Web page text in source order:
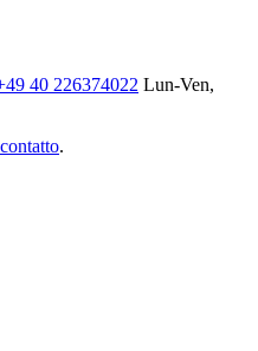
40 226374022 Lun-Ven,
.